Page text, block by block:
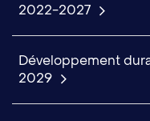
2022-2027
Développement
2029